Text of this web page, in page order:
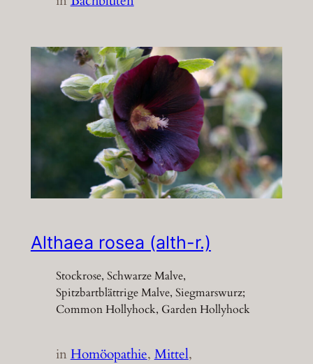
Althaea rosea (alth-r.)
Stockrose, Schwarze Malve,
Spitzbartblättrige Malve, Siegmarswurz;
Common Hollyhock, Garden Hollyhock
inHomöopathie, Mittel